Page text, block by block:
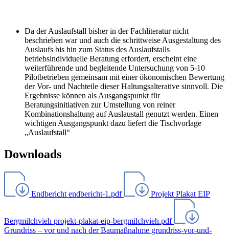
Da der Auslaufstall bisher in der Fachliteratur nicht
beschrieben war und auch die schrittweise Ausgestaltung des
Auslaufs bis hin zum Status des Auslaufstalls
betriebsindividuelle Beratung erfordert, erscheint eine
weiterführende und begleitende Untersuchung von 5-10
Pilotbetrieben gemeinsam mit einer ökonomischen Bewertung
der Vor- und Nachteile dieser Haltungsalterative sinnvoll. Die
Ergebnisse können als Ausgangspunkt für
Beratungsinitiativen zur Umstellung von reiner
Kombinationshaltung auf Auslaustall genutzt werden. Einen
wichtigen Ausgangspunkt dazu liefert die Tischvorlage
„Auslaufstall“
Downloads
Endbericht endbericht-1.pdf Projekt Plakat EIP
Bergmilchvieh projekt-plakat-eip-bergmilchvieh.pdf
Grundriss – vor und nach der Baumaßnahme grundriss-vor-und-